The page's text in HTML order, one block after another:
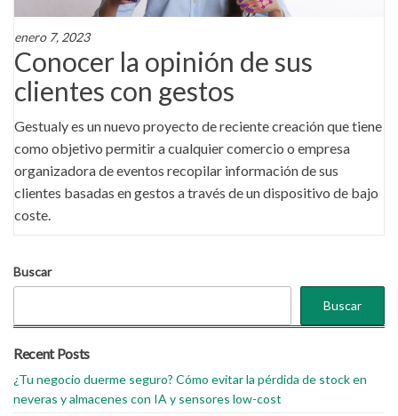
enero 7, 2023
Conocer la opinión de sus
clientes con gestos
Gestualy es un nuevo proyecto de reciente creación que tiene
como objetivo permitir a cualquier comercio o empresa
organizadora de eventos recopilar información de sus
clientes basadas en gestos a través de un dispositivo de bajo
coste.
Buscar
Buscar
Recent Posts
¿Tu negocio duerme seguro? Cómo evitar la pérdida de stock en
neveras y almacenes con IA y sensores low-cost